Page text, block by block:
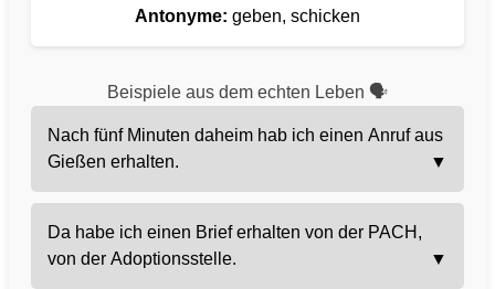
Antonyme: geben, schicken
Beispiele aus dem echten Leben 🗣️
Nach fünf Minuten daheim hab ich einen Anruf aus
Gießen erhalten.
▼
Da habe ich einen Brief erhalten von der PACH,
von der Adoptionsstelle.
▼